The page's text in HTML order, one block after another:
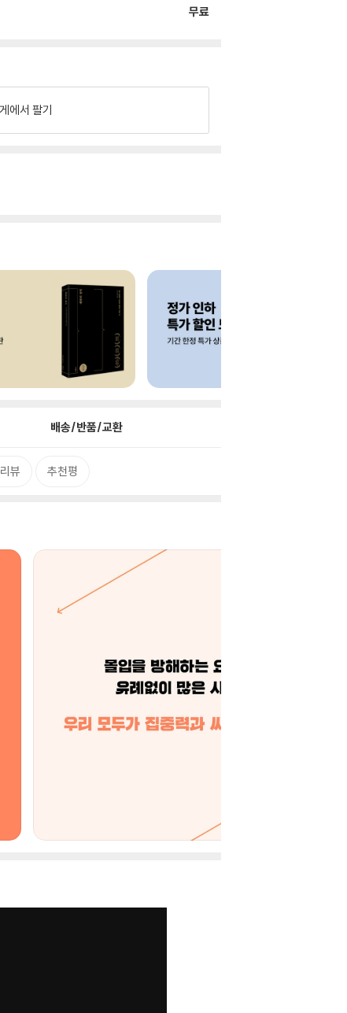
무료
에서 팔기
배송/반품/교환
뷰 추천평